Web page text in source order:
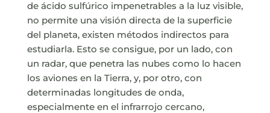
de ácido sulfúrico impenetrables a la luz visible,
no permite una visión directa de la superficie
del planeta, existen métodos indirectos para
estudiarla. Esto se consigue, por un lado, con
un radar, que penetra las nubes como lo hacen
los aviones en la Tierra, y, por otro, con
determinadas longitudes de onda,
especialmente en el infrarrojo cercano,